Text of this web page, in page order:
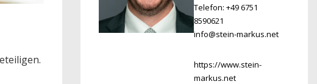
Telefon: +49 6751
8590621
info@stein-markus.net
https://www.stein-
markus.net